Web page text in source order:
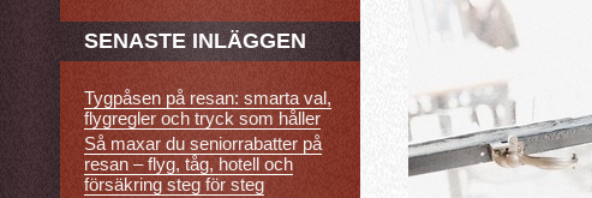
SENASTE INLÄGGEN
Tygpåsen på resan: smarta val,
flygregler och tryck som håller
Så maxar du seniorrabatter på
resan – flyg, tåg, hotell och
försäkring steg för steg